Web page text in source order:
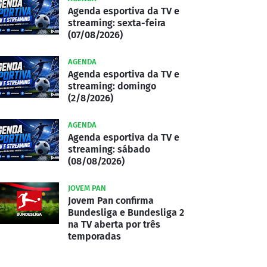
Agenda esportiva da TV e
streaming: sexta-feira
(07/08/2026)
AGENDA
Agenda esportiva da TV e
streaming: domingo
(2/8/2026)
AGENDA
Agenda esportiva da TV e
streaming: sábado
(08/08/2026)
JOVEM PAN
Jovem Pan confirma
Bundesliga e Bundesliga 2
na TV aberta por três
temporadas